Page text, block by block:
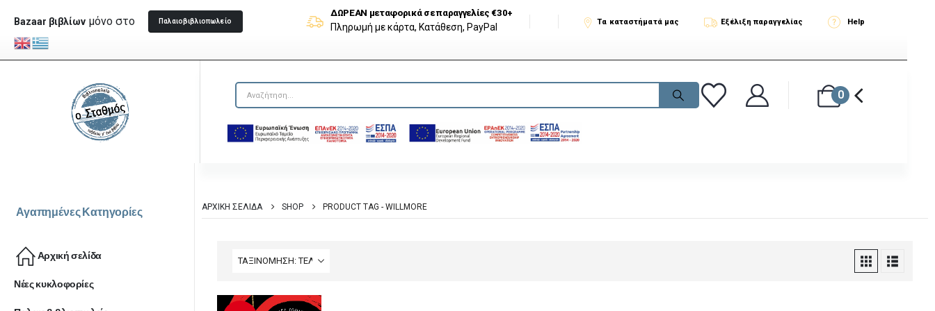
Bazaar βιβλίων μόνο στο Παλαιοβιβλιοπωλείο
ΔΩΡΕΑΝ μεταφορικά σε παραγγελίες €30+
Πληρωμή με κάρτα, Κατάθεση, PayPal Τα καταστήματά μας Εξέλιξη παραγγελίας Help
0
ΑΡΧΙΚΉ ΣΕΛΊΔΑ SHOP PRODUCT TAG - WILLMORE
Αγαπημένες Κατηγορίες
Αρχική σελίδα
Νέες κυκλοφορίες